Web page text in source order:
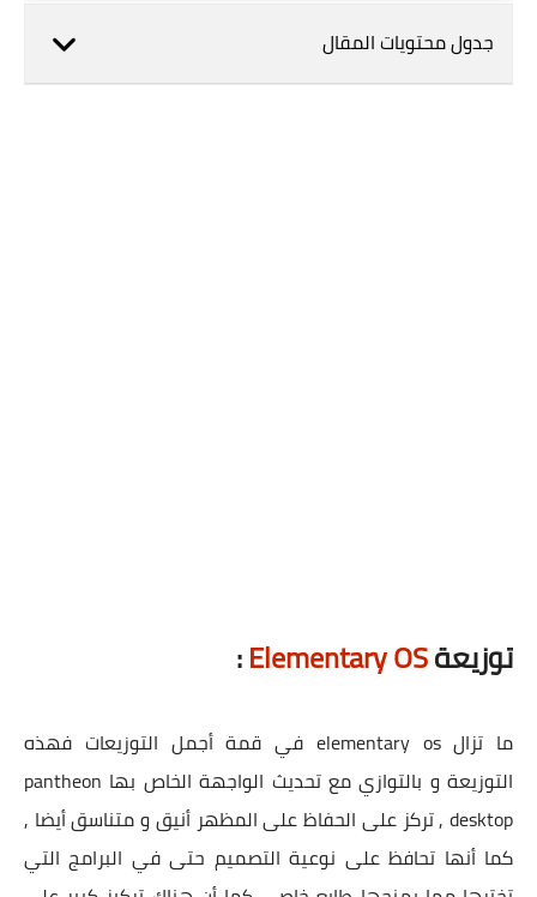
جدول محتويات المقال
توزيعةElementary OS
:
ما تزال elementary os في قمة أجمل التوزيعات فهذه
التوزيعة و بالتوازي مع تحديث الواجهة الخاص بها pantheon
desktop , تركز على الحفاظ على المظهر أنيق و متناسق أيضا ,
كما أنها تحافظ على نوعية التصميم حتى في البرامج التي